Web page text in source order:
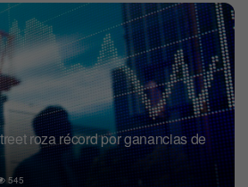
roza récord por ganancias de
545